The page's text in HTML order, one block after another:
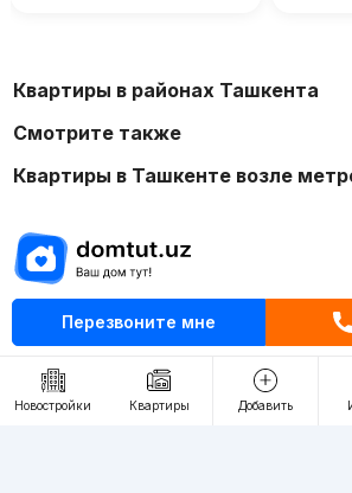
Перезвоните мне
Новостройки Квартиры Добавить
Квартиры в районах Ташкента
Смотрите также
Квартиры в Ташкенте возле
Отдел рекламы
+998 (78) 113-20-86
+998 (93) 390-30-10